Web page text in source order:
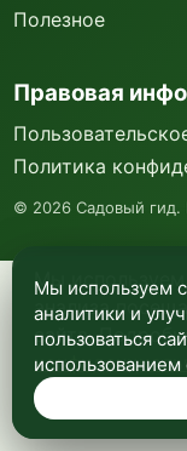
Мы
анализа
сайта.
Полезное
Правовая
Политика
© 2026 Садовый
Мы используем
аналитики и
пользоваться
использованием